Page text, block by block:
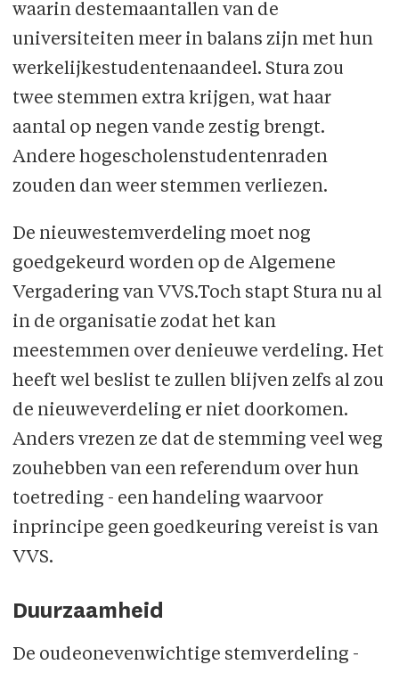
waarin destemaantallen van de
universiteiten meer in balans zijn met hun
werkelijkestudentenaandeel. Stura zou
twee stemmen extra krijgen, wat haar
aantal op negen vande zestig brengt.
Andere hogescholenstudentenraden
zouden dan weer stemmen verliezen.
De nieuwestemverdeling moet nog
goedgekeurd worden op de Algemene
Vergadering van VVS.Toch stapt Stura nu al
in de organisatie zodat het kan
meestemmen over denieuwe verdeling. Het
heeft wel beslist te zullen blijven zelfs al zou
de nieuweverdeling er niet doorkomen.
Anders vrezen ze dat de stemming veel weg
zouhebben van een referendum over hun
toetreding - een handeling waarvoor
inprincipe geen goedkeuring vereist is van
VVS.
Duurzaamheid
De oudeonevenwichtige stemverdeling -